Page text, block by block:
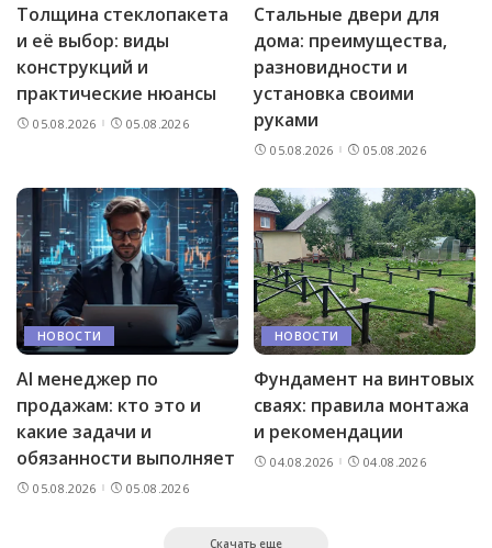
Толщина стеклопакета
и её выбор: виды
конструкций и
практические нюансы
05.08.2026 05.08.2026
Стальные двери для
дома: преимущества,
разновидности и
установка своими
руками
05.08.2026 05.08.2026
НОВОСТИ
AI менеджер по
продажам: кто это и
какие задачи и
обязанности выполняет
05.08.2026 05.08.2026
НОВОСТИ
Фундамент на винтовых
сваях: правила монтажа
и рекомендации
04.08.2026 04.08.2026
Скачать еще